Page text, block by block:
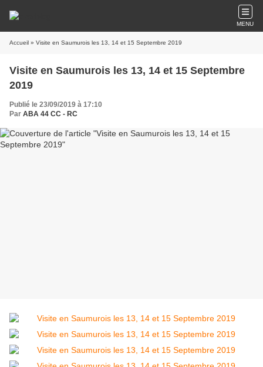
MENU
Accueil » Visite en Saumurois les 13, 14 et 15 Septembre 2019
Visite en Saumurois les 13, 14 et 15 Septembre
2019
Publié le 23/09/2019 à 17:10
Par ABA 44 CC - RC